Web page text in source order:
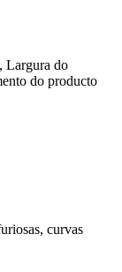
Largura do
do producto
curvas